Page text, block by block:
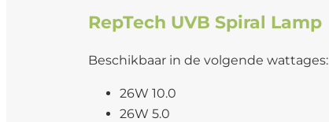
RepTech UVB Spiral Lamp
Beschikbaar in de volgende wattages:
26W 10.0
26W 5.0